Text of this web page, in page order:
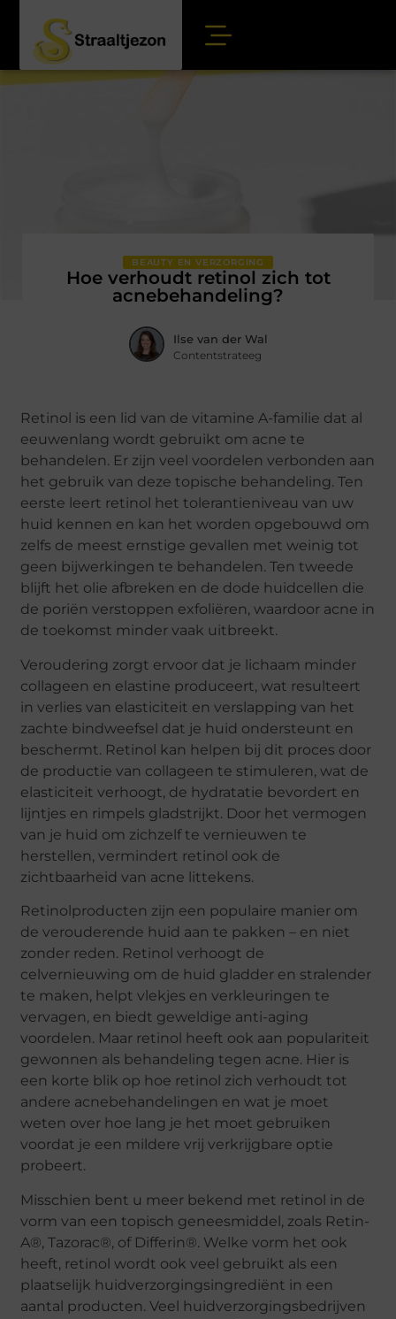
BEAUTY EN VERZORGING
Hoe verhoudt retinol zich tot
acnebehandeling?
Ilse van der Wal
Contentstrateeg
Retinol is een lid van de vitamine A-familie dat al
eeuwenlang wordt gebruikt om acne te
behandelen. Er zijn veel voordelen verbonden aan
het gebruik van deze topische behandeling. Ten
eerste leert retinol het tolerantieniveau van uw
huid kennen en kan het worden opgebouwd om
zelfs de meest ernstige gevallen met weinig tot
geen bijwerkingen te behandelen. Ten tweede
blijft het olie afbreken en de dode huidcellen die
de poriën verstoppen exfoliëren, waardoor acne in
de toekomst minder vaak uitbreekt.
Veroudering zorgt ervoor dat je lichaam minder
collageen en elastine produceert, wat resulteert
in verlies van elasticiteit en verslapping van het
zachte bindweefsel dat je huid ondersteunt en
beschermt. Retinol kan helpen bij dit proces door
de productie van collageen te stimuleren, wat de
elasticiteit verhoogt, de hydratatie bevordert en
lijntjes en rimpels gladstrijkt. Door het vermogen
van je huid om zichzelf te vernieuwen te
herstellen, vermindert retinol ook de
zichtbaarheid van acne littekens.
Retinolproducten zijn een populaire manier om
de verouderende huid aan te pakken – en niet
zonder reden. Retinol verhoogt de
celvernieuwing om de huid gladder en stralender
te maken, helpt vlekjes en verkleuringen te
vervagen, en biedt geweldige anti-aging
voordelen. Maar retinol heeft ook aan populariteit
gewonnen als behandeling tegen acne. Hier is
een korte blik op hoe retinol zich verhoudt tot
andere acnebehandelingen en wat je moet
weten over hoe lang je het moet gebruiken
voordat je een mildere vrij verkrijgbare optie
probeert.
Misschien bent u meer bekend met retinol in de
vorm van een topisch geneesmiddel, zoals Retin-
A®, Tazorac®, of Differin®. Welke vorm het ook
heeft, retinol wordt ook veel gebruikt als een
plaatselijk huidverzorgingsingrediënt in een
aantal producten. Veel huidverzorgingsbedrijven